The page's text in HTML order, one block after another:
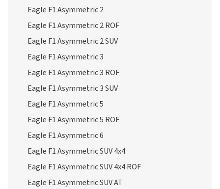
Eagle F1 Asymmetric 2
Eagle F1 Asymmetric 2 ROF
Eagle F1 Asymmetric 2 SUV
Eagle F1 Asymmetric 3
Eagle F1 Asymmetric 3 ROF
Eagle F1 Asymmetric 3 SUV
Eagle F1 Asymmetric 5
Eagle F1 Asymmetric 5 ROF
Eagle F1 Asymmetric 6
Eagle F1 Asymmetric SUV 4x4
Eagle F1 Asymmetric SUV 4x4 ROF
Eagle F1 Asymmetric SUV AT